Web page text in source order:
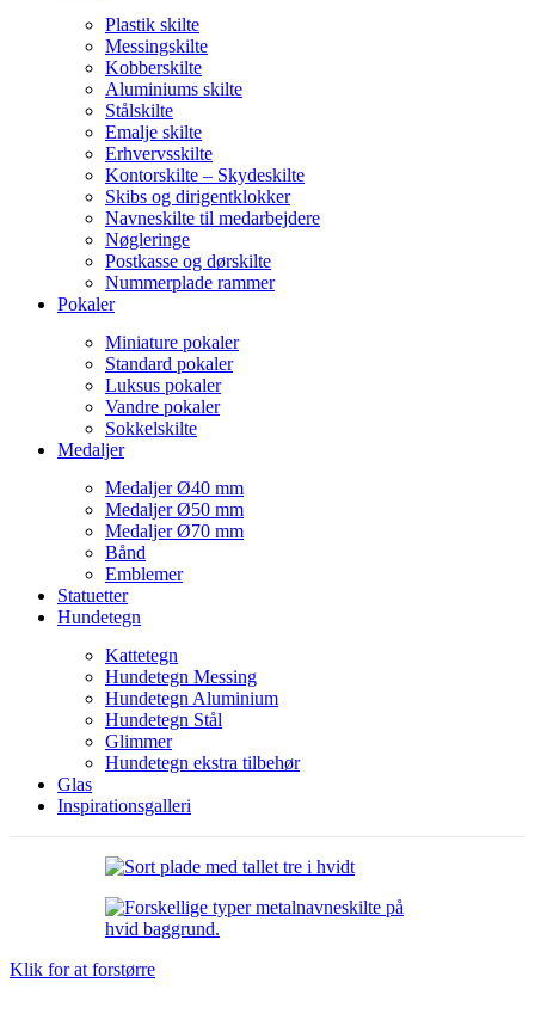
Plastik skilte
Messingskilte
Kobberskilte
Aluminiums skilte
Stålskilte
Emalje skilte
Erhvervsskilte
Kontorskilte – Skydeskilte
Skibs og dirigentklokker
Navneskilte til medarbejdere
Nøgleringe
Postkasse og dørskilte
Nummerplade rammer
Pokaler
Miniature pokaler
Standard pokaler
Luksus pokaler
Vandre pokaler
Sokkelskilte
Medaljer
Medaljer Ø40 mm
Medaljer Ø50 mm
Medaljer Ø70 mm
Bånd
Emblemer
Statuetter
Hundetegn
Kattetegn
Hundetegn Messing
Hundetegn Aluminium
Hundetegn Stål
Glimmer
Hundetegn ekstra tilbehør
Glas
Inspirationsgalleri
Klik for at forstørre